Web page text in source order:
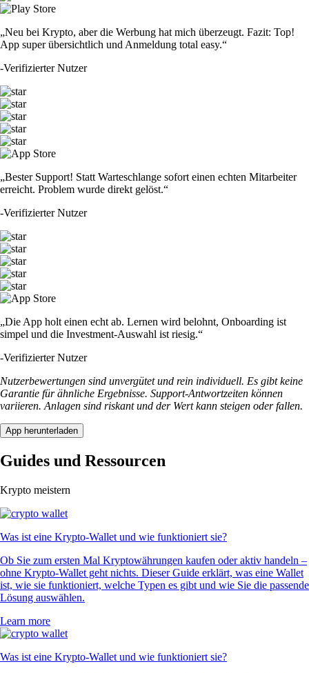
„Neu bei Krypto, aber die Werbung hat mich überzeugt. Fazit: Top!
App super übersichtlich und Anmeldung total easy.“
-Verifizierter Nutzer
„Bester Support! Statt Warteschlange sofort einen echten Mitarbeiter
erreicht. Problem wurde direkt gelöst.“
-Verifizierter Nutzer
„Die App holt einen echt ab. Lernen wird belohnt, Onboarding ist
simpel und die Investment-Auswahl ist riesig.“
-Verifizierter Nutzer
Nutzerbewertungen sind unvergütet und rein individuell. Es gibt keine
Garantie für ähnliche Ergebnisse. Support-Antwortzeiten können
variieren. Anlagen sind riskant und der Wert kann steigen oder fallen.
App herunterladen
Guides und Ressourcen
Krypto meistern
Was ist eine Krypto-Wallet und wie funktioniert sie?
Ob Sie zum ersten Mal Kryptowährungen kaufen oder aktiv handeln –
ohne Krypto-Wallet geht nichts. Dieser Guide erklärt, was eine Wallet
ist, wie sie funktioniert, welche Typen es gibt und wie Sie die passende
Lösung auswählen.
Learn more
Was ist eine Krypto-Wallet und wie funktioniert sie?